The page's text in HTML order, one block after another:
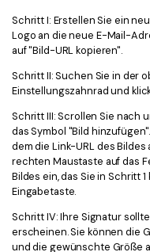
Schritt I: Erstellen Sie ein
Logo an die neue E-Mail-
auf "Bild-URL kopieren".
Schritt II: Suchen Sie in der
Einstellungszahnrad und
Schritt III: Scrollen Sie nach
das Symbol "Bild
dem die Link-URL des
rechten Maustaste auf das
Bildes ein, das Sie in Schritt
Eingabetaste.
Schritt IV: Ihre Signatur
erscheinen. Sie können die
und die gewünschte Größe